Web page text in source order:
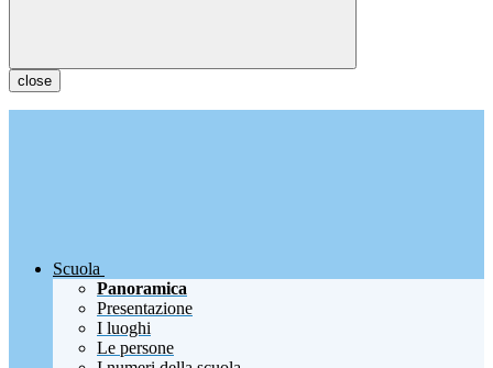
close
Scuola
Panoramica
Presentazione
I luoghi
Le persone